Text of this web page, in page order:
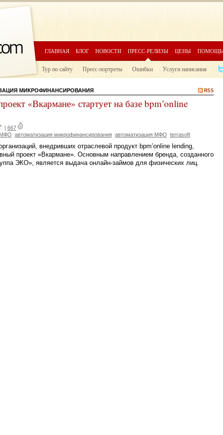
ГЛАВНАЯ БЛОГ НОВОСТИ ПРЕСС-РЕЛИЗЫ ЦЕНЫ ПОМОЩЬ
Тур по сайту Пресс-портреты Ошибки Услуги написания
МИКРОФИНАНСИРОВАНИЯ
«Вкармане» стартует на базе bpm’online
| 667
МФО автоматизация микрофинансирования автоматизация МФО terrasoft
внедривших отраслевой продукт bpm’online lending,
проект «Вкармане». Основным направлением бренда, созданного
ЭКО», является выдача онлайн-займов для физических лиц.